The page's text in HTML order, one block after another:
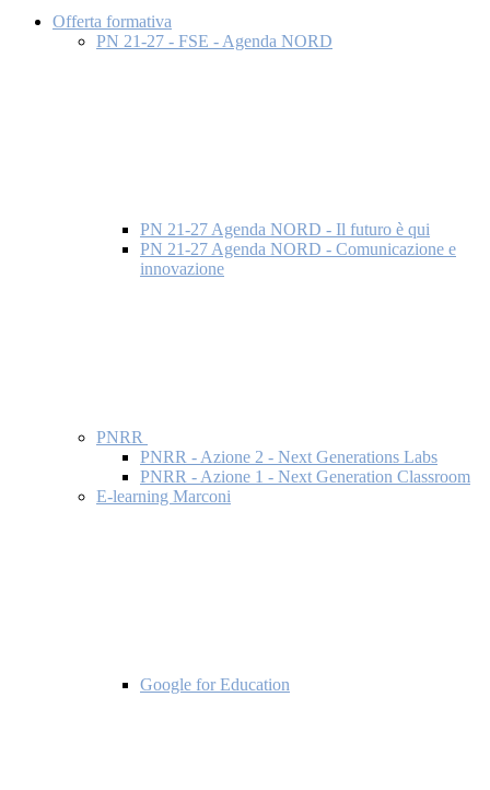
Offerta formativa
PN 21-27 - FSE - Agenda NORD
PN 21-27 Agenda NORD - Il futuro è qui
PN 21-27 Agenda NORD - Comunicazione e
innovazione
PNRR
PNRR - Azione 2 - Next Generations Labs
PNRR - Azione 1 - Next Generation Classroom
E-learning Marconi
Google for Education